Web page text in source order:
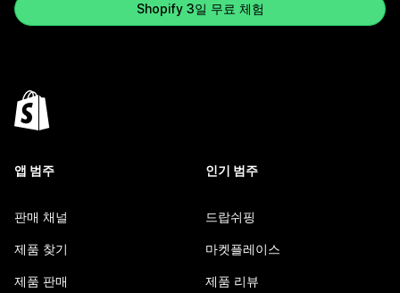
Shopify 3일 무료 체험
앱 범주
판매 채널
제품 찾기
제품 판매
인기 범주
드랍쉬핑
마켓플레이스
제품 리뷰